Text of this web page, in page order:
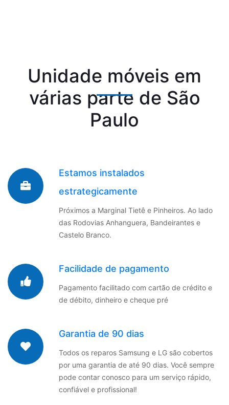
Unidade móveis em
várias parte de São
Paulo
Estamos instalados
estrategicamente
Próximos a Marginal Tietê e Pinheiros. Ao lado
das Rodovias Anhanguera, Bandeirantes e
Castelo Branco.
Facilidade de pagamento
Pagamento facilitado com cartão de crédito e
de débito, dinheiro e cheque pré
Garantia de 90 dias
Todos os reparos Samsung e LG são cobertos
por uma garantia de até 90 dias. Você sempre
pode contar conosco para um serviço rápido,
confiável e profissional!